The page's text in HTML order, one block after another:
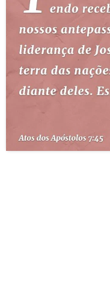
TEMAS
PERGUNTE À BÍBLIA IA
TERMO BÍBLICO JOGOS
LOJA BÍBLIAON